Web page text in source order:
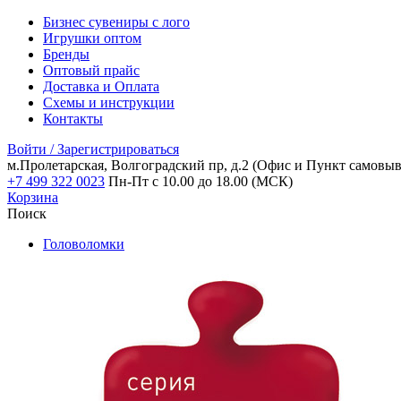
Бизнес сувениры с лого
Игрушки оптом
Бренды
Оптовый прайс
Доставка и Оплата
Схемы и инструкции
Контакты
Войти / Зарегистрироваться
м.Пролетарская, Волгоградский пр, д.2 (Офис и Пункт
+7 499 322 0023 Пн-Пт с 10.00 до 18.00 (МСК)
Корзина
Поиск
Головоломки